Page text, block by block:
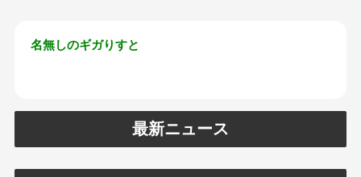
名無しのギガりすと
最新ニュース